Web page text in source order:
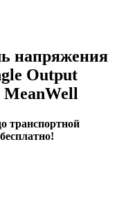
напряжения
Output
MeanWell
транспортной